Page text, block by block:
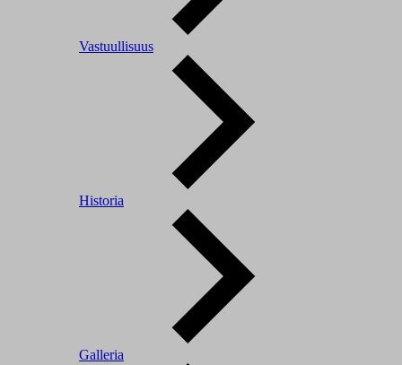
Vastuullisuus
Historia
Galleria